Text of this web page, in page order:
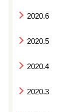
2020.6
2020.5
2020.4
2020.3